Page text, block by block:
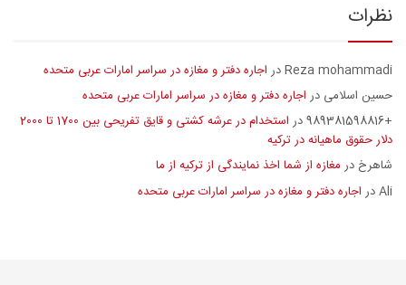
نظرات
Reza mohammadiدر اجاره دفتر و مغازه در سراسر امارات عربی متحده
حسین اسلامی در اجاره دفتر و مغازه در سراسر امارات عربی متحده
+989381598816
در
استخدام در عرشه کشتی و قایق تفریحی بین 1700 تا 2000
دلار حقوق ماهیانه در ترکیه
شاهرخ در مغازه از شما اخذ نمایندگی از ترکیه از ما
Aliدر اجاره دفتر و مغازه در سراسر امارات عربی متحده